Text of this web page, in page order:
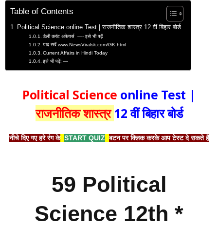
Table of Contents
Political Science online Test | राजनीतिक शास्त्र 12 वीं बिहार बोर्ड
डेली करंट अफेयर्स —- इसे भी पढ़ें
याद रखें www.NewsViralsk.com/GK.html
Current Affairs in Hindi Today
इसे भी पढ़ें: —
Political Science online Test |
राजनीतिक शास्त्र12 वीं बिहार बोर्ड
नीचे दिए गए हरे रंग के START QUIZ बटन पर क्लिक करके आप टेस्ट दे सकते हैं
59 Political
Science 12th *